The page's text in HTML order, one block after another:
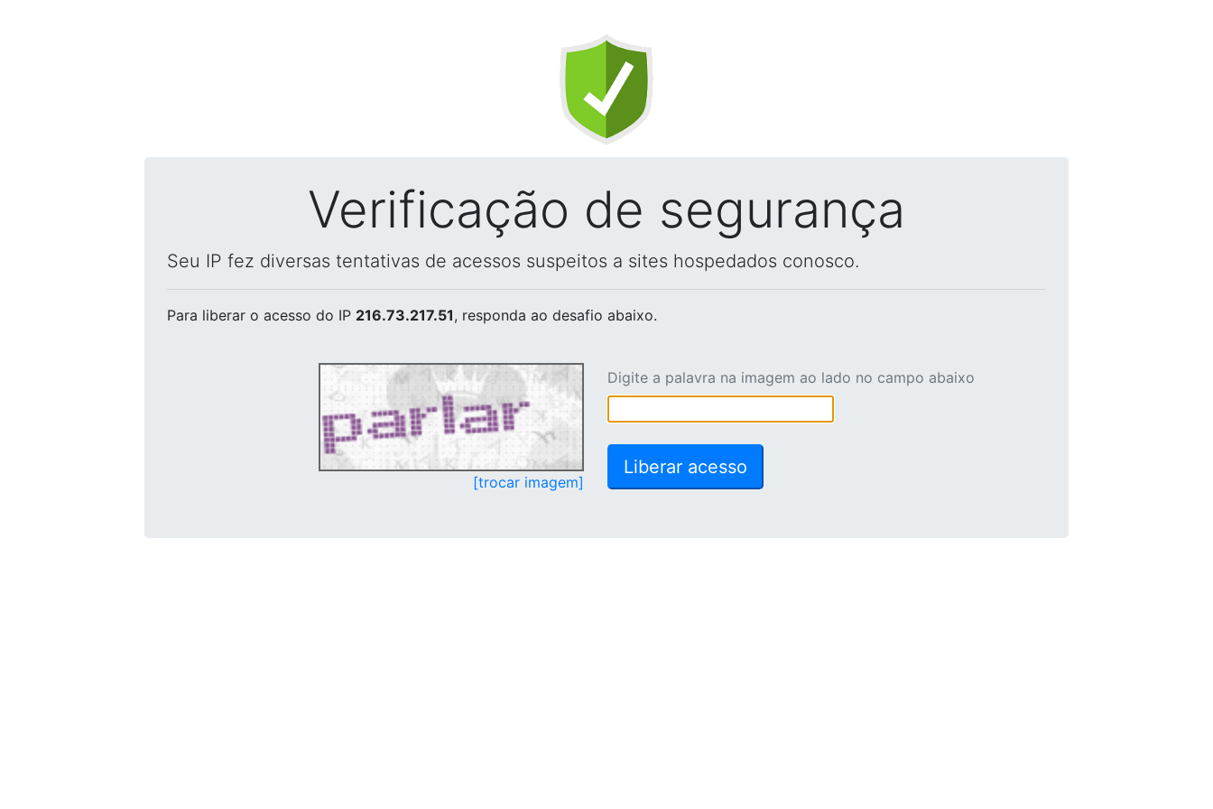
Verificação de segurança
Seu IP fez diversas tentativas de acessos suspeitos a sites hospedados conosco.
Para liberar o acesso do IP 216.73.217.51, responda ao desafio abaixo.
[trocar imagem]
Digite a palavra na imagem ao lado no campo abaixo